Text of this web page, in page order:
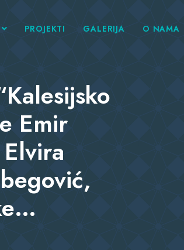
PROJEKTI GALERIJA O NAMA
Emir